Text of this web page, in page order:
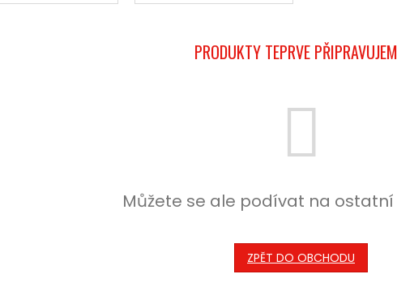
PRODUKTY TEPRVE
Můžete se ale podívat na
ZPĚT DO OBCHODU